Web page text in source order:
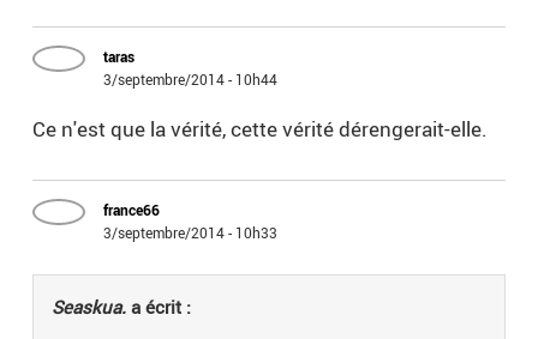
taras
3/septembre/2014 - 10h44
Ce n'est que la vérité, cette vérité dérengerait-elle.
france66
3/septembre/2014 - 10h33
Seaskua. a écrit :